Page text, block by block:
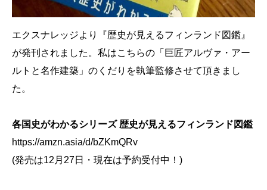
エクスナレッジより『歴史が見えるフィンランド図鑑』
が発刊されました。私はこちらの「巨匠アルヴァ・アー
ルトと名作建築」のくだりを執筆監修させて頂きまし
た。
各国史がわかるシリーズ 歴史が見えるフィンランド図鑑
https://amzn.asia/d/bZKmQRv
(発売は12月27日・現在は予約受付中！)